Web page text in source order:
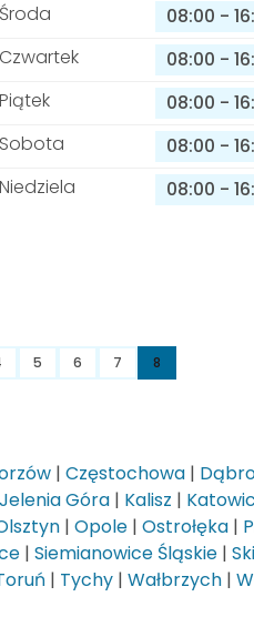
Środa
08:00 -
Czwartek
08:00 -
Piątek
08:00 -
Sobota
08:00 -
Niedziela
08:00 -
5 6 7 8
| Częstochowa |
Jelenia Góra | Kalisz |
| Opole | Ostrołęka |
| Siemianowice Śląskie |
| Tychy | Wałbrzych |